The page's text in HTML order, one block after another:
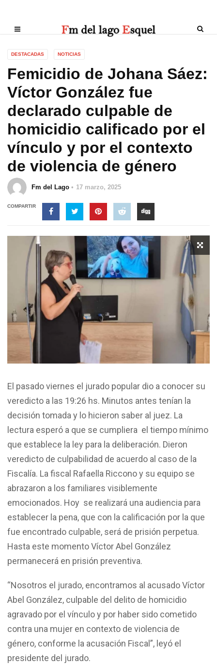
DESTACADAS NOTICIAS
Femicidio de Johana Sáez:
Víctor González fue
declarado culpable de
homicidio calificado por el
vínculo y por el contexto
de violencia de género
Fm del Lago 17 marzo, 2025
COMPARTIR
El pasado viernes el jurado popular dio a conocer su
veredicto a las 19:26 hs. Minutos antes tenían la
decisión tomada y lo hicieron saber al juez. La
lectura esperó a que se cumpliera el tiempo mínimo
que establece la ley para la deliberación. Dieron
veredicto de culpabilidad de acuerdo al caso de la
Fiscalía. La fiscal Rafaella Riccono y su equipo se
abrazaron a los familiares visiblemente
emocionados. Hoy se realizará una audiencia para
establecer la pena, que con la calificación por la que
fue encontrado culpable, será de prisión perpetua.
Hasta este momento Víctor Abel González
permanecerá en prisión preventiva.
“Nosotros el jurado, encontramos al acusado Víctor
Abel González, culpable del delito de homicidio
agravado por el vínculo y por haber sido cometido
contra una mujer en contexto de violencia de
género, conforme la acusación Fiscal”, leyó el
presidente del jurado.